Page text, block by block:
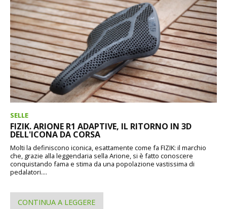
SELLE
FIZIK. ARIONE R1 ADAPTIVE, IL RITORNO IN 3D
DELL'ICONA DA CORSA
Molti la definiscono iconica, esattamente come fa FIZIK: il marchio
che, grazie alla leggendaria sella Arione, si è fatto conoscere
conquistando fama e stima da una popolazione vastissima di
pedalatori....
CONTINUA A LEGGERE